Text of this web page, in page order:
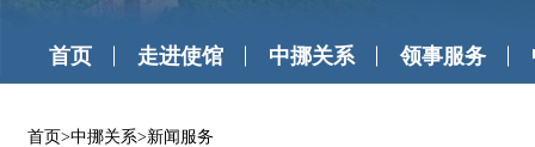
首页 走进使馆 中挪关系 领事服务
首页>中挪关系>新闻服务